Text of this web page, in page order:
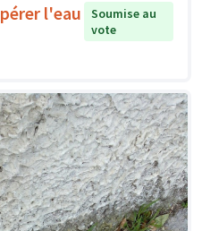
l'eau
Soumise au
vote